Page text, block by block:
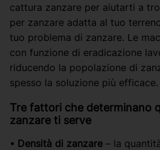
cattura zanzare per aiutarti a
per zanzare adatta al tuo
tuo problema di zanzare. Le
con funzione di eradicazione
riducendo la popolazione di
spesso la soluzione più efficace.
Tre fattori che determinano
zanzare ti serve
Densità di zanzare – la